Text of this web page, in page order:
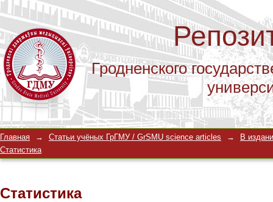
Гродненского
Статистика
Главная → Статьи учёных ГрГМУ / GrSMU science articles →
В
Статистика
Статистика